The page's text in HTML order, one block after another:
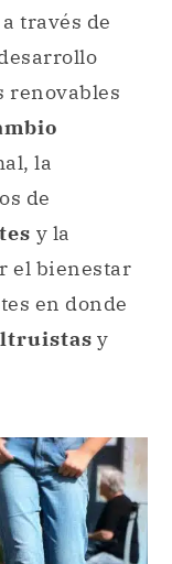
a través de
renovables
la
de
y la
el bienestar
en donde
y